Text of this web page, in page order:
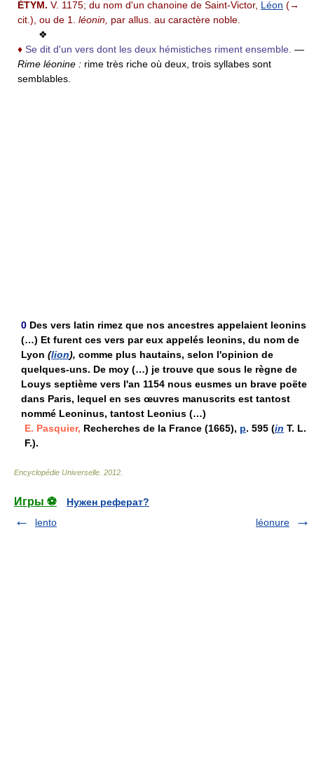
ÉTYM. V. 1175; du nom d'un chanoine de Saint-Victor, Léon (→
cit.), ou de 1. léonin, par allus. au caractère noble.
❖
♦ Se dit d'un vers dont les deux hémistiches riment ensemble. —
Rime léonine : rime très riche où deux, trois syllabes sont
semblables.
0 Des vers latin rimez que nos ancestres appelaient leonins
(…) Et furent ces vers par eux appelés leonins, du nom de
Lyon (lion), comme plus hautains, selon l'opinion de
quelques-uns. De moy (…) je trouve que sous le règne de
Louys septième vers l'an 1154 nous eusmes un brave poëte
dans Paris, lequel en ses œuvres manuscrits est tantost
nommé Leoninus, tantost Leonius (…)
E. Pasquier, Recherches de la France (1665), p. 595 (in T. L.
F.).
Encyclopédie Universelle 2012
Игры ⚽
Нужен реферат?
lento
léonure